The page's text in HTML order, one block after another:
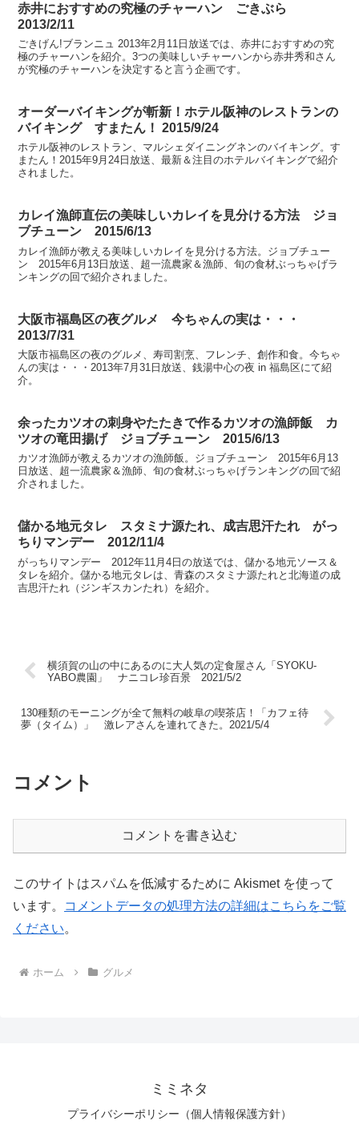
赤井におすすめの究極のチャーハン ごきぶら
2013/2/11
ごきげん!ブランニュ 2013年2月11日放送では、赤井におすすめの究
極のチャーハンを紹介。3つの美味しいチャーハンから赤井秀和さん
が究極のチャーハンを決定すると言う企画です。
オーダーバイキングが斬新！ホテル阪神のレストランの
バイキング すまたん！ 2015/9/24
ホテル阪神のレストラン、マルシェダイニングネンのバイキング。す
またん！2015年9月24日放送、最新＆注目のホテルバイキングで紹介
されました。
カレイ漁師直伝の美味しいカレイを見分ける方法 ジョ
ブチューン 2015/6/13
カレイ漁師が教える美味しいカレイを見分ける方法。ジョブチュー
ン 2015年6月13日放送、超一流農家＆漁師、旬の食材ぶっちゃげラ
ンキングの回で紹介されました。
大阪市福島区の夜グルメ 今ちゃんの実は・・・
2013/7/31
大阪市福島区の夜のグルメ、寿司割烹、フレンチ、創作和食。今ちゃ
んの実は・・・2013年7月31日放送、銭湯中心の夜 in 福島区にて紹
介。
余ったカツオの刺身やたたきで作るカツオの漁師飯 カ
ツオの竜田揚げ ジョブチューン 2015/6/13
カツオ漁師が教えるカツオの漁師飯。ジョブチューン 2015年6月13
日放送、超一流農家＆漁師、旬の食材ぶっちゃげランキングの回で紹
介されました。
儲かる地元タレ スタミナ源たれ、成吉思汗たれ がっ
ちりマンデー 2012/11/4
がっちりマンデー 2012年11月4日の放送では、儲かる地元ソース＆
タレを紹介。儲かる地元タレは、青森のスタミナ源たれと北海道の成
吉思汗たれ（ジンギスカンたれ）を紹介。
横須賀の山の中にあるのに大人気の定食屋さん「SYOKU-
YABO農園」 ナニコレ珍百景 2021/5/2
130種類のモーニングが全て無料の岐阜の喫茶店！「カフェ待
夢（タイム）」 激レアさんを連れてきた。2021/5/4
コメント
コメントを書き込む
このサイトはスパムを低減するために Akismet を使って
います。
コメントデータの処理方法の詳細はこちらをご覧
ください。
ホーム グルメ
ミミネタ
プライバシーポリシー（個人情報保護方針）